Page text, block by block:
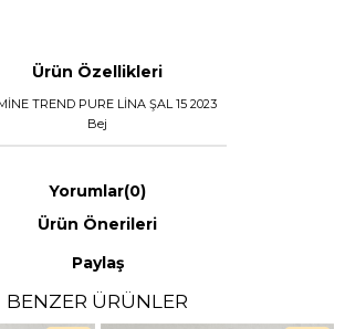
Ürün Özellikleri
TREND PURE LİNA ŞAL 15 2023
Bej
Yorumlar(0)
Ürün Önerileri
Paylaş
BENZER ÜRÜNLER